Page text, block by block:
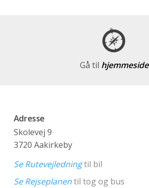
Gå til hjemmeside
Adresse
Skolevej 9
3720 Aakirkeby
Se Rutevejledningtil bil
Se Rejseplanentil tog og bus